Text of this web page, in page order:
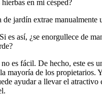
de jardín extrae
es así, ¿se enorgullece de
es fácil. De hecho, este es
mayoría de los propietarios.
ayudar a llevar el atractivo